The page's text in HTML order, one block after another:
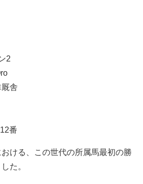
2
舎
番
ける、この世代の所属馬最初の勝
た。